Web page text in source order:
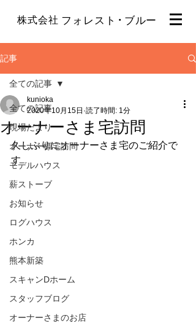
ブルー
株式会社 フォレスト ・
記事
全ての記事
現場だより
オーナー様宅訪問
モデルハウス
薪ストーブ
お知らせ
ログハウス
ホンカ
熊本新築
スキャンDホーム
スタッフブログ
オーナーさまのお店
全ての記事
オーナーさま宅訪問
kunioka
2020年10月15日 読了時間: 1分
久しぶりにオーナーさま宅のご紹介で
す